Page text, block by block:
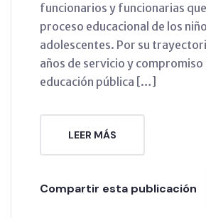
funcionarios y funcionarias
proceso educacional de los
adolescentes. Por su
años de servicio y compromiso
educación pública […]
LEER MÁS
Compartir esta publicación